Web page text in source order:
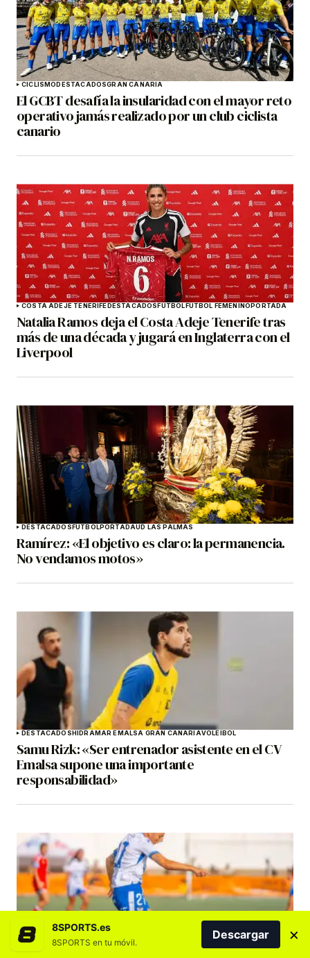
CICLISMO DESTACADOSGRAN CANARIA
El GCBT desafía la insularidad con el mayor reto
operativo jamás realizado por un club ciclista
canario
COSTA ADEJE TENERIFE DESTACADOS FÚTBOL FÚTBOL FEMENINO PORTADA
Natalia Ramos deja el Costa Adeje Tenerife tras
más de una década y jugará en Inglaterra con el
Liverpool
DESTACADOS FÚTBOLPORTADAUD LAS PALMAS
Ramírez: «El objetivo es claro: la permanencia.
No vendamos motos»
DESTACADOS HIDRAMAR EMALSA GRAN CANARIAVOLEIBOL
Samu Rizk: «Ser entrenador asistente en el CV
Emalsa supone una importante
responsabilidad»
8SPORTS.es
8SPORTS en tu móvil.
Descargar ×